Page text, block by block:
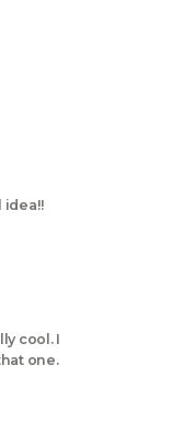
idea!!
cool. I
one.